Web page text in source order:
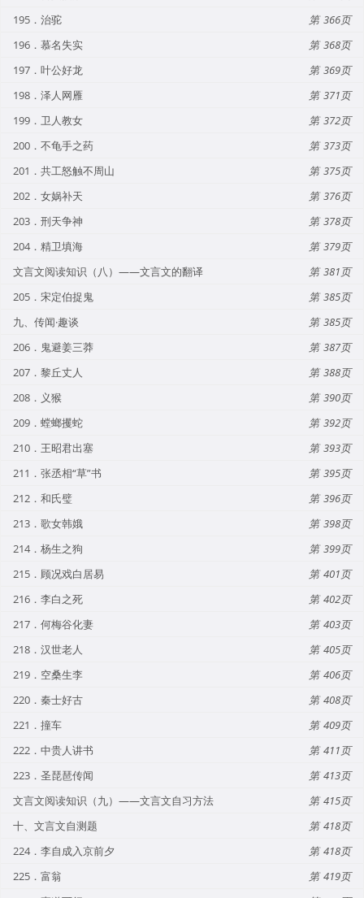
195．治驼
366
196．慕名失实
368
197．叶公好龙
369
198．泽人网雁
371
199．卫人教女
372
200．不龟手之药
373
201．共工怒触不周山
375
202．女娲补天
376
203．刑天争神
378
204．精卫填海
379
文言文阅读知识（八）——文言文的翻译
381
205．宋定伯捉鬼
385
九、传闻·趣谈
385
206．鬼避姜三莽
387
207．黎丘丈人
388
208．义猴
390
209．螳螂攫蛇
392
210．王昭君出塞
393
211．张丞相“草”书
395
212．和氏璧
396
213．歌女韩娥
398
214．杨生之狗
399
215．顾况戏白居易
401
216．李白之死
402
217．何梅谷化妻
403
218．汉世老人
405
219．空桑生李
406
220．秦士好古
408
221．撞车
409
222．中贵人讲书
411
223．圣琵琶传闻
413
文言文阅读知识（九）——文言文自习方法
415
十、文言文自测题
418
224．李自成入京前夕
418
225．富翁
419